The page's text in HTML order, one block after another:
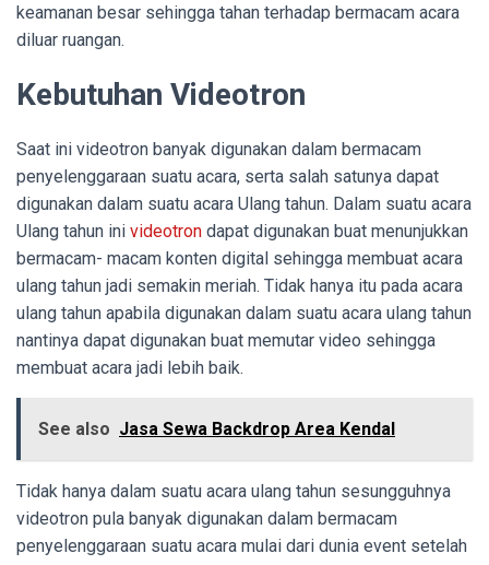
keamanan besar sehingga tahan terhadap bermacam acara
diluar ruangan.
Kebutuhan Videotron
Saat ini videotron banyak digunakan dalam bermacam
penyelenggaraan suatu acara, serta salah satunya dapat
digunakan dalam suatu acara Ulang tahun. Dalam suatu acara
Ulang tahun ini videotron dapat digunakan buat menunjukkan
bermacam- macam konten digital sehingga membuat acara
ulang tahun jadi semakin meriah. Tidak hanya itu pada acara
ulang tahun apabila digunakan dalam suatu acara ulang tahun
nantinya dapat digunakan buat memutar video sehingga
membuat acara jadi lebih baik.
See also Jasa Sewa Backdrop Area Kendal
Tidak hanya dalam suatu acara ulang tahun sesungguhnya
videotron pula banyak digunakan dalam bermacam
penyelenggaraan suatu acara mulai dari dunia event setelah